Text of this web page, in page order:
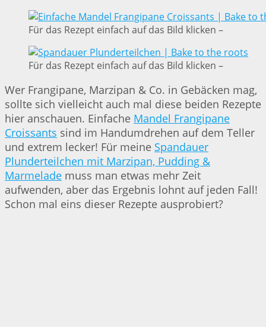
Für das Rezept einfach auf das Bild klicken –
Für das Rezept einfach auf das Bild klicken –
Wer Frangipane, Marzipan & Co. in Gebäcken mag,
sollte sich vielleicht auch mal diese beiden Rezepte
hier anschauen. Einfache Mandel Frangipane
Croissants sind im Handumdrehen auf dem Teller
und extrem lecker! Für meine Spandauer
Plunderteilchen mit Marzipan, Pudding &
Marmelade muss man etwas mehr Zeit
aufwenden, aber das Ergebnis lohnt auf jeden Fall!
Schon mal eins dieser Rezepte ausprobiert?